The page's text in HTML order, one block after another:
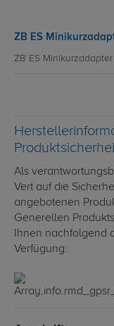
ZB ES
ZB ES
Als
Vert auf die
angebotenen
Generellen
Ihnen nachfolgend
Verfügung: